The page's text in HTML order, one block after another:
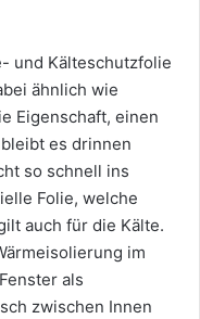
und Kälteschutzfolie
ähnlich wie
Eigenschaft, einen
es drinnen
so schnell ins
Folie, welche
auch für die Kälte.
im
als
zwischen Innen